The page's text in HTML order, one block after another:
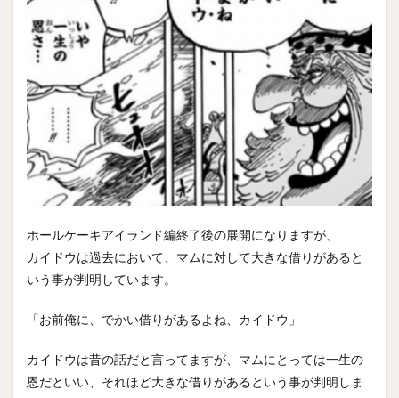
ホールケーキアイランド編終了後の展開になりますが、
カイドウは過去において、マムに対して大きな借りがあると
いう事が判明しています。
「お前俺に、でかい借りがあるよね、カイドウ」
カイドウは昔の話だと言ってますが、マムにとっては一生の
恩だといい、それほど大きな借りがあるという事が判明しま